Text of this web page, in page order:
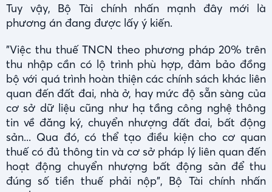
Tuy vậy, Bộ Tài chính nhấn mạnh đây mới là
phương án đang được lấy ý kiến.
"Việc thu thuế TNCN theo phương pháp 20% trên
thu nhập cần có lộ trình phù hợp, đảm bảo đồng
bộ với quá trình hoàn thiện các chính sách khác liên
quan đến đất đai, nhà ở, hay mức độ sẵn sàng của
cơ sở dữ liệu cũng như hạ tầng công nghệ thông
tin về đăng ký, chuyển nhượng đất đai, bất động
sản... Qua đó, có thể tạo điều kiện cho cơ quan
thuế có đủ thông tin và cơ sở pháp lý liên quan đến
hoạt động chuyển nhượng bất động sản để thu
đúng số tiền thuế phải nộp", Bộ Tài chính nhấn